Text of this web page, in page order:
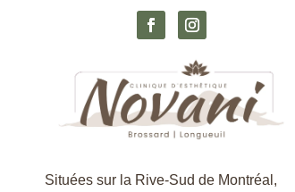
Situées sur la Rive-Sud de Montréal,